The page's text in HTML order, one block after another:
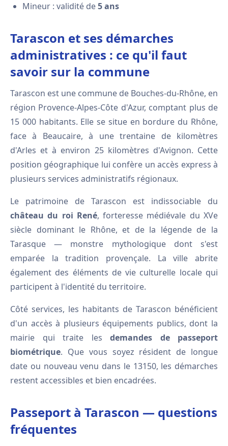
Mineur : validité de5 ans
Tarascon et ses démarches
administratives : ce qu'il faut
savoir sur la commune
Tarascon est une commune de Bouches-du-Rhône, en
région Provence-Alpes-Côte d'Azur, comptant plus de
15 000 habitants. Elle se situe en bordure du Rhône,
face à Beaucaire, à une trentaine de kilomètres
d'Arles et à environ 25 kilomètres d'Avignon. Cette
position géographique lui confère un accès express à
plusieurs services administratifs régionaux.
Le patrimoine de Tarascon est indissociable du
château du roi René, forteresse médiévale du XVe
siècle dominant le Rhône, et de la légende de la
Tarasque — monstre mythologique dont s'est
emparée la tradition provençale. La ville abrite
également des éléments de vie culturelle locale qui
participent à l'identité du territoire.
Côté services, les habitants de Tarascon bénéficient
d'un accès à plusieurs équipements publics, dont la
mairie qui traite les demandes de passeport
biométrique. Que vous soyez résident de longue
date ou nouveau venu dans le 13150, les démarches
restent accessibles et bien encadrées.
Passeport à Tarascon — questions
fréquentes